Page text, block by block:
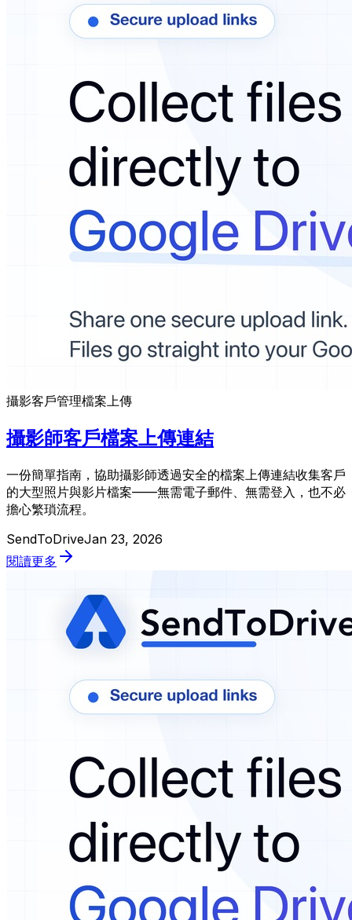
攝影客戶管理檔案上傳
攝影師客戶檔案上傳連結
一份簡單指南，協助攝影師透過安全的檔案上傳連結收集客戶
的大型照片與影片檔案——無需電子郵件、無需登入，也不必
擔心繁瑣流程。
SendToDriveJan 23, 2026
閱讀更多